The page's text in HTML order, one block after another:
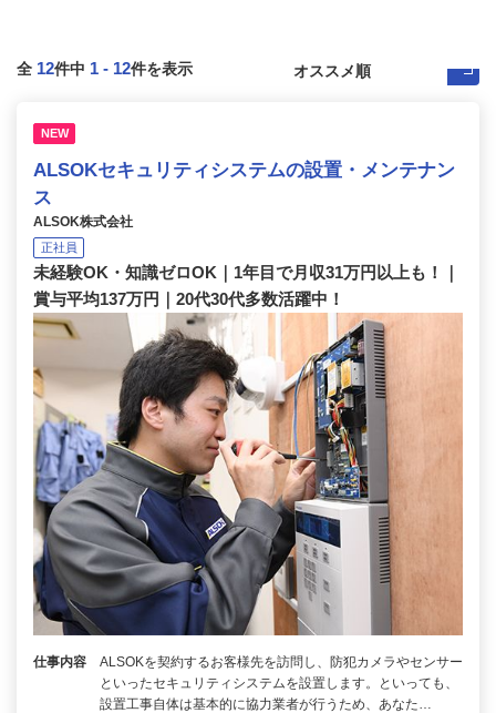
全 12件中 1 - 12件を表示
NEW
ALSOKセキュリティシステムの設置・メンテナン
ス
ALSOK株式会社
正社員
未経験OK・知識ゼロOK｜1年目で月収31万円以上も！｜
賞与平均137万円｜20代30代多数活躍中！
仕事内容
ALSOKを契約するお客様先を訪問し、防犯カメラやセンサー
といったセキュリティシステムを設置します。といっても、
設置工事自体は基本的に協力業者が行うため、あなた…